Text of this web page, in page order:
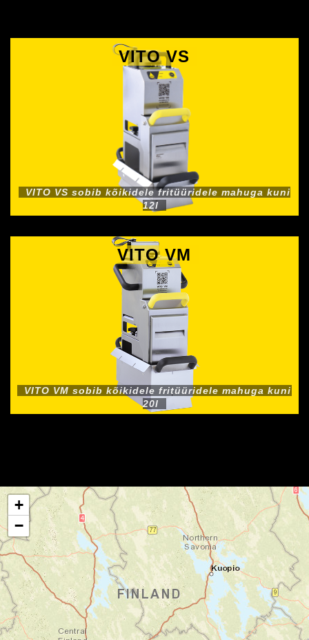
VITO VS
VITO VS sobib kõikidele fritüüridele mahuga kuni
12l
VITO VM
VITO VM sobib kõikidele fritüüridele mahuga kuni
20l
+
−